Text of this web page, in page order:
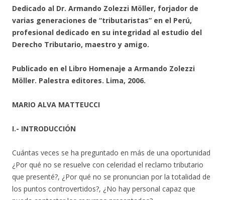
Dedicado al Dr. Armando Zolezzi Möller, forjador de
varias generaciones de “tributaristas” en el Perú,
profesional dedicado en su integridad al estudio del
Derecho Tributario, maestro y amigo.
Publicado en el Libro Homenaje a Armando Zolezzi
Möller. Palestra editores. Lima, 2006.
MARIO ALVA MATTEUCCI
I.- INTRODUCCIÓN
Cuántas veces se ha preguntado en más de una oportunidad
¿Por qué no se resuelve con celeridad el reclamo tributario
que presenté?, ¿Por qué no se pronuncian por la totalidad de
los puntos controvertidos?, ¿No hay personal capaz que